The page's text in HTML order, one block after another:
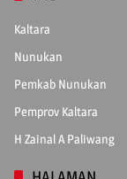
Kaltara
Nunukan
Pemkab Nunukan
Pemprov Kaltara
H Zainal A Paliwang